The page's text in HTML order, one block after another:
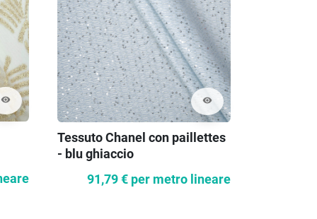
visibility visibility
Tessuto Chanel con paillettes
- blu ghiaccio
91,79 € per metro lineare